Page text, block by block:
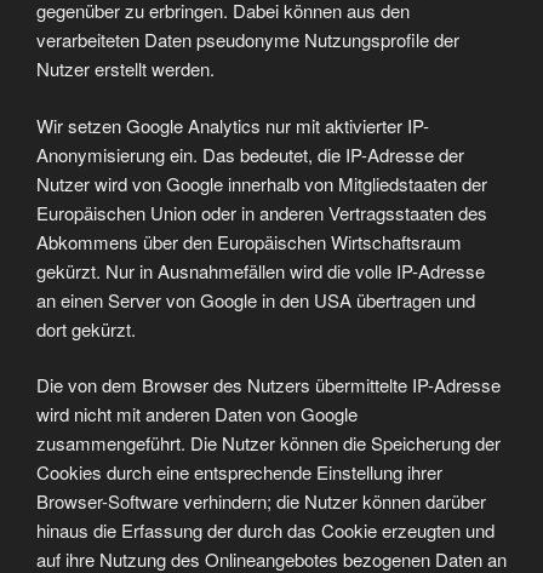
gegenüber zu erbringen. Dabei können aus den
verarbeiteten Daten pseudonyme Nutzungsprofile der
Nutzer erstellt werden.
Wir setzen Google Analytics nur mit aktivierter IP-
Anonymisierung ein. Das bedeutet, die IP-Adresse der
Nutzer wird von Google innerhalb von Mitgliedstaaten der
Europäischen Union oder in anderen Vertragsstaaten des
Abkommens über den Europäischen Wirtschaftsraum
gekürzt. Nur in Ausnahmefällen wird die volle IP-Adresse
an einen Server von Google in den USA übertragen und
dort gekürzt.
Die von dem Browser des Nutzers übermittelte IP-Adresse
wird nicht mit anderen Daten von Google
zusammengeführt. Die Nutzer können die Speicherung der
Cookies durch eine entsprechende Einstellung ihrer
Browser-Software verhindern; die Nutzer können darüber
hinaus die Erfassung der durch das Cookie erzeugten und
auf ihre Nutzung des Onlineangebotes bezogenen Daten an